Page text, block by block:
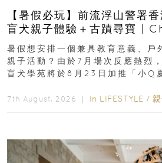
【暑假必玩】前流浮山警署
盲犬親子體驗＋古蹟尋寶 |
組免費名額
暑假想安排一個兼具教育意義、戶
親子活動？由於7月場次反應熱烈
盲犬學苑將於8月23日加推「小Q
7th August, 2026 ｜ In LIFESTYLE /